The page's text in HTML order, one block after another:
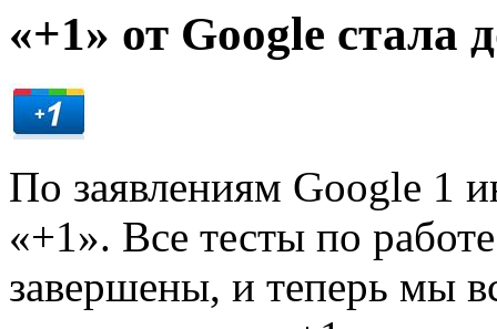
«+1» от Google стала
По заявлениям Google 1
«+1». Все тесты по
завершены, и теперь мы